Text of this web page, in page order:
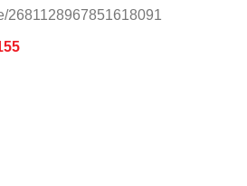
2681128967851618091